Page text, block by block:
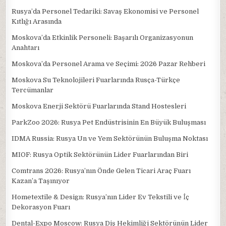
Rusya’da Personel Tedariki: Savaş Ekonomisi ve Personel
Kıtlığı Arasında
Moskova’da Etkinlik Personeli: Başarılı Organizasyonun
Anahtarı
Moskova’da Personel Arama ve Seçimi: 2026 Pazar Rehberi
Moskova Su Teknolojileri Fuarlarında Rusça-Türkçe
Tercümanlar
Moskova Enerji Sektörü Fuarlarında Stand Hostesleri
ParkZoo 2026: Rusya Pet Endüstrisinin En Büyük Buluşması
IDMA Russia: Rusya Un ve Yem Sektörünün Buluşma Noktası
MIOF: Rusya Optik Sektörünün Lider Fuarlarından Biri
Comtrans 2026: Rusya’nın Önde Gelen Ticari Araç Fuarı
Kazan’a Taşınıyor
Hometextile & Design: Rusya’nın Lider Ev Tekstili ve İç
Dekorasyon Fuarı
Dental-Expo Moscow: Rusya Diş Hekimliği Sektörünün Lider